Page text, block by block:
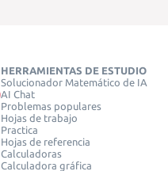
HERRAMIENTAS DE ESTUDIO
Solucionador Matemático de IA
AI Chat
Problemas populares
Hojas de trabajo
Practica
Hojas de referencia
Calculadoras
Calculadora gráfica